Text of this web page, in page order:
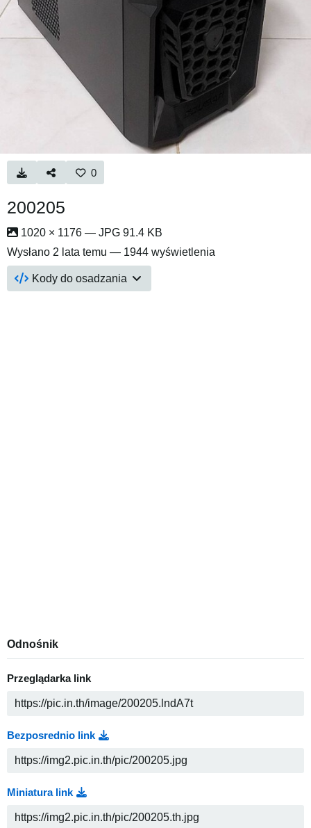
0
200205
1020 × 1176 — JPG 91.4 KB
Wysłano 2 lata temu — 1944 wyświetlenia
Kody do osadzania
Odnośnik
Przeglądarka link
Bezposrednio link
Miniatura link